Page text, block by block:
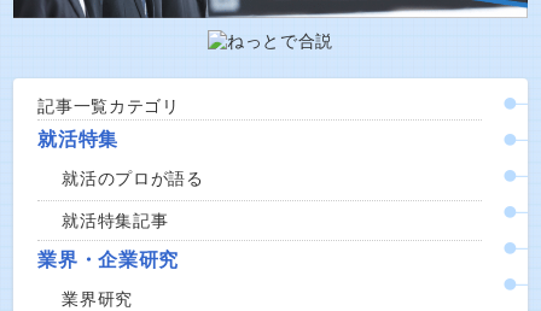
記事一覧カテゴリ
就活特集
就活のプロが語る
就活特集記事
業界・企業研究
業界研究